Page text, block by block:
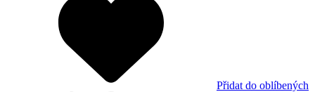
Přidat do oblíbených